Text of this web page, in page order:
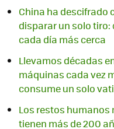
China ha descifrado
disparar un solo
cada día más cerca
Llevamos décadas
máquinas cada vez
consume un solo
Los restos
tienen más de 200